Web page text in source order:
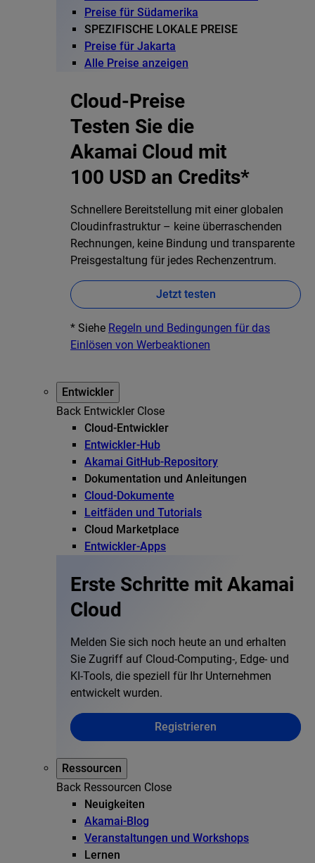
Preise für Südamerika
SPEZIFISCHE LOKALE PREISE
Preise für Jakarta
Alle Preise anzeigen
Cloud-Preise
Testen Sie die
Akamai Cloud mit
100 USD an Credits*
Schnellere Bereitstellung mit einer globalen
Cloudinfrastruktur – keine überraschenden
Rechnungen, keine Bindung und transparente
Preisgestaltung für jedes Rechenzentrum.
Jetzt testen
* Siehe Regeln und Bedingungen für das
Einlösen von Werbeaktionen
Entwickler
Back Entwickler Close
Cloud-Entwickler
Entwickler-Hub
Akamai GitHub-Repository
Dokumentation und Anleitungen
Cloud-Dokumente
Leitfäden und Tutorials
Cloud Marketplace
Entwickler-Apps
Erste Schritte mit Akamai
Cloud
Melden Sie sich noch heute an und erhalten
Sie Zugriff auf Cloud-Computing-, Edge- und
KI-Tools, die speziell für Ihr Unternehmen
entwickelt wurden.
Registrieren
Ressourcen
Back Ressourcen Close
Neuigkeiten
Akamai-Blog
Veranstaltungen und Workshops
Lernen